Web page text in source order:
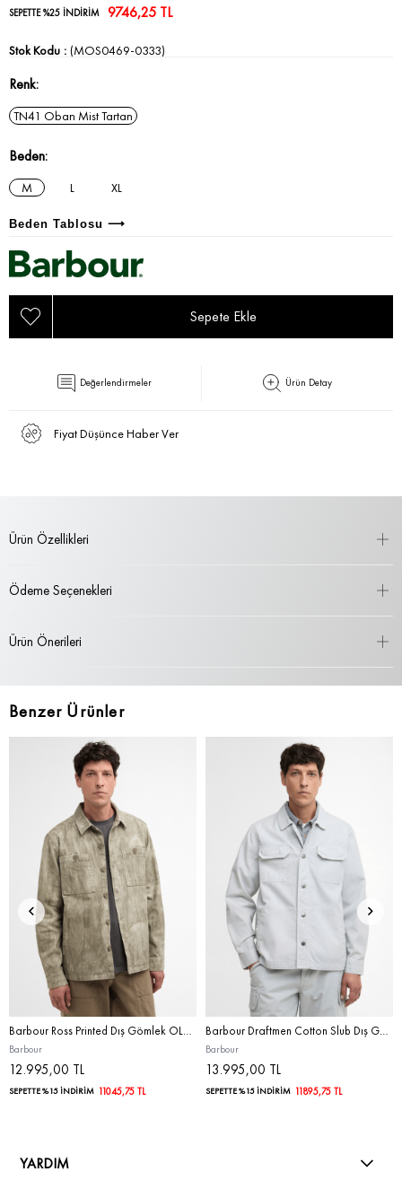
SEPETTE %25 İNDİRİM 9746,25 TL
Stok Kodu (MOS0469-0333)
Renk
TN41 Oban Mist Tartan
Beden
M L XL
Beden Tablosu ⟶
Değerlendirmeler Ürün Detay
Fiyat Düşünce Haber Ver
Ürün Özellikleri
Ödeme Seçenekleri
Ürün Önerileri
Benzer Ürünler
Barbour Ross Printed Dış Gömlek OL37 Grey Olive
Barbour
12.995,00 TL
SEPETTE %15 İNDİRİM 11045,75 TL
Barbour Draftmen Cotton Slub Dış Gömlek BU21 Blue Haze
Barbour
13.995,00 TL
SEPETTE %15 İNDİRİM 11895,75 TL
YARDIM